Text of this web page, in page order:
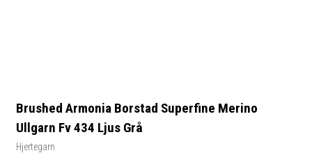
Brushed Armonia Borstad Superfine Merino
Ullgarn Fv 434 Ljus Grå
Hjertegarn